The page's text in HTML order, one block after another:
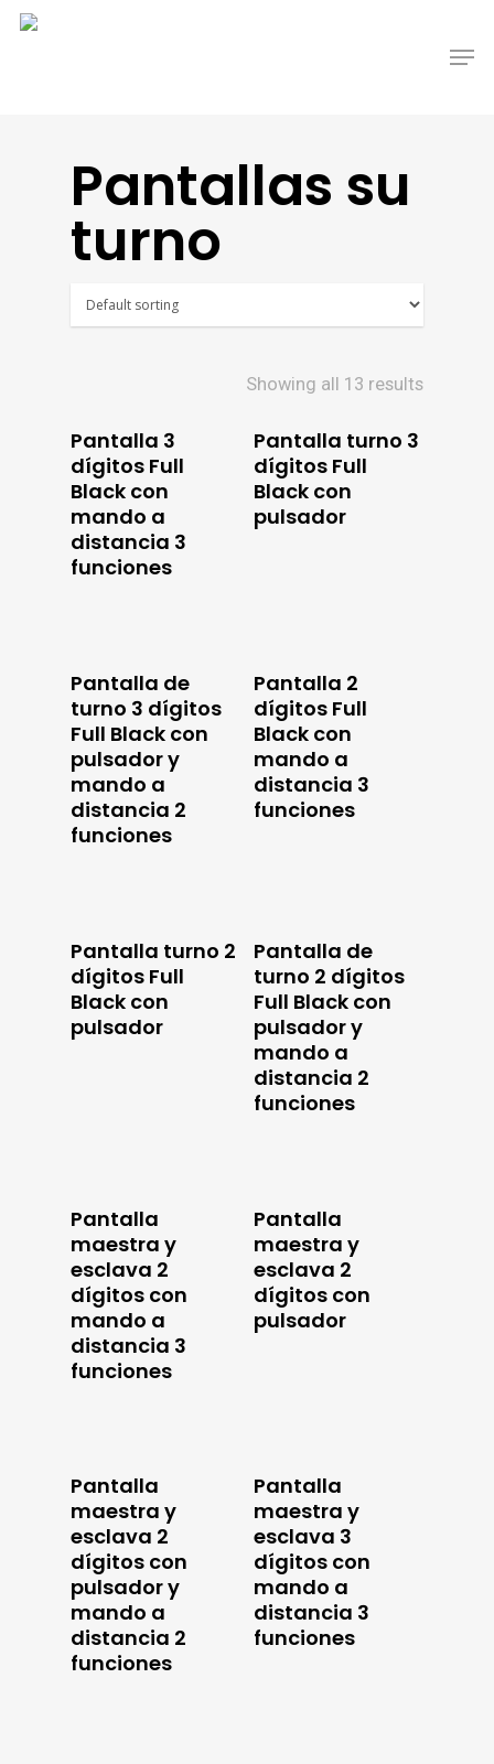
Pantallas su
turno
Showing all 13 results
Pantalla 3
dígitos Full
Black con
mando a
distancia 3
funciones
Pantalla turno 3
dígitos Full
Black con
pulsador
Pantalla de
turno 3 dígitos
Full Black con
pulsador y
mando a
distancia 2
funciones
Pantalla 2
dígitos Full
Black con
mando a
distancia 3
funciones
Pantalla turno 2
dígitos Full
Black con
pulsador
Pantalla de
turno 2 dígitos
Full Black con
pulsador y
mando a
distancia 2
funciones
Pantalla
maestra y
esclava 2
dígitos con
mando a
distancia 3
funciones
Pantalla
maestra y
esclava 2
dígitos con
pulsador
Pantalla
maestra y
esclava 2
dígitos con
pulsador y
mando a
distancia 2
funciones
Pantalla
maestra y
esclava 3
dígitos con
mando a
distancia 3
funciones
NOSOTROS
SOLUCIONES
GESTIÓN DE COLAS
CONTROL DE
TRABAJA CON